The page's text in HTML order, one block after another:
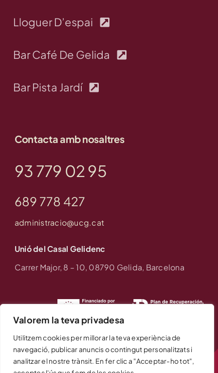
Valorem la teva privadesa
Utilitzem cookies per millorar la teva experiència de
navegació, publicar anuncis o contingut personalitzats i
analitzar el nostre trànsit. En fer clic a "Acceptar-ho tot",
Lloguer D’espai
Bar Café De Gelida
Bar Pista Jardí
Contacta amb nosaltres
93 779 02 95
689 778 427
administracio@ucg.cat
Unió del Casal Gelidenc
Carrer Major, 8 – 10, 08790 Gelida, Barcelona
© 1950 - 2026 •Unió Casal Gelidenc • Tots els drets
reservats • Desenvolupat per
SIFAC